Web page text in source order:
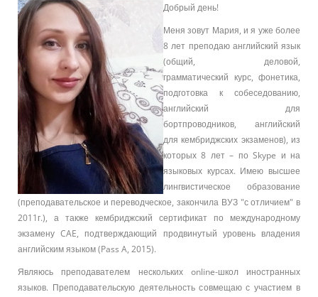
Добрый день!
Меня зовут Мария, и я уже более
8 лет преподаю английский язык
(общий, деловой,
грамматический курс, фонетика,
подготовка к собеседованию,
английский для
бортпроводников, английский
для кембриджских экзаменов), из
которых 8 лет – по Skype и на
языковых курсах. Имею высшее
лингвистическое образование
(преподавательское и переводческое, закончила ВУЗ "с отличием" в
2011г.), а также кембриджский сертификат по международному
экзамену CAE, подтверждающий продвинутый уровень владения
английским языком (Pass A, 2015).
Являюсь преподавателем нескольких online-школ иностранных
языков. Преподавательскую деятельность совмещаю с участием в